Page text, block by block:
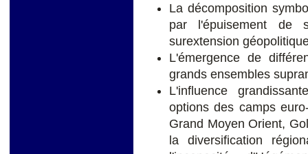
La décomposition
par l'épuisement
surextension
L'émergence de
grands ensembles
L'influence
options des camps
Grand Moyen Orient,
la diversification